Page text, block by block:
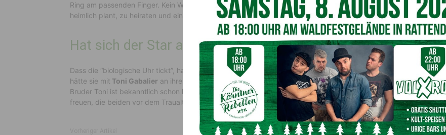
Ring am passenden Finger. Kein Wunder, dass ihre Fans sich den Kopf darüber zerbrechen, ob Melissa
heimlich plant, zu heiraten und eine Familie zu gründen.
Hat sich der Star aus dem Lesachtal verlobt?
Dass die “biologische Uhr tickt”, hat der Schlagerstar kürzlich verraten. Den passenden Ehemann in Spe
hätte sie mit Toni Gabalier an ihrer Seite. Privates wird streng geheim gehalten, aber Andreas Gabaliers
Bruder Toni ist bekanntlich schon länger an der Seite von Melissa Naschenweng. Die Fans würde es
freuen, die beiden vor dem Traualtar zu sehen.
Nächster Artikel